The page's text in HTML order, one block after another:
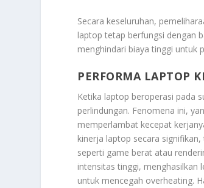
Secara keseluruhan,
laptop tetap berfungsi dengan
menghindari biaya tinggi untuk
PERFORMA LAPTOP
Ketika laptop beroperasi pada
perlindungan. Fenomena ini,
memperlambat kecepat
kinerja laptop secara
seperti game berat atau
intensitas tinggi, menghasilkan
untuk mencegah overheating.